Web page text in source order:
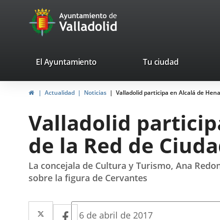
Portal
Web
Ayuntamiento
de
valladolid.es
El Ayuntamiento Tu ciudad
HomeActualidad Noticias Valladolid participa en Alcalá de
Valladolid
de la Red de
La concejala de Cultura y Turismo, Ana
sobre la figura de Cervantes
Twitter
EnlaceFacebook
Enlace
Fecha
6 de abril de 2017